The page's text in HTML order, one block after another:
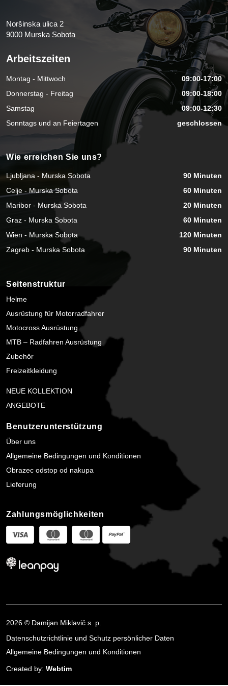
Noršinska ulica 2
9000 Murska Sobota
Arbeitszeiten
Montag - Mittwoch
09:00-17:00
Donnerstag - Freitag
09:00-18:00
Samstag
09:00-12:30
Sonntags und an Feiertagen
geschlossen
Wie erreichen Sie uns?
Ljubljana - Murska Sobota
90 Minuten
Celje - Murska Sobota
60 Minuten
Maribor - Murska Sobota
20 Minuten
Graz - Murska Sobota
60 Minuten
Wien - Murska Sobota
120 Minuten
Zagreb - Murska Sobota
90 Minuten
Seitenstruktur
Helme
Ausrüstung für Motorradfahrer
Motocross Ausrüstung
MTB – Radfahren Ausrüstung
Zubehör
Freizeitkleidung
NEUE KOLLEKTION
ANGEBOTE
Benutzerunterstützung
Über uns
Allgemeine Bedingungen und Konditionen
Obrazec odstop od nakupa
Lieferung
Zahlungsmöglichkeiten
2026 © Damijan Miklavič s. p.
Datenschutzrichtlinie und Schutz persönlicher Daten
Allgemeine Bedingungen und Konditionen
Created by: Webtim